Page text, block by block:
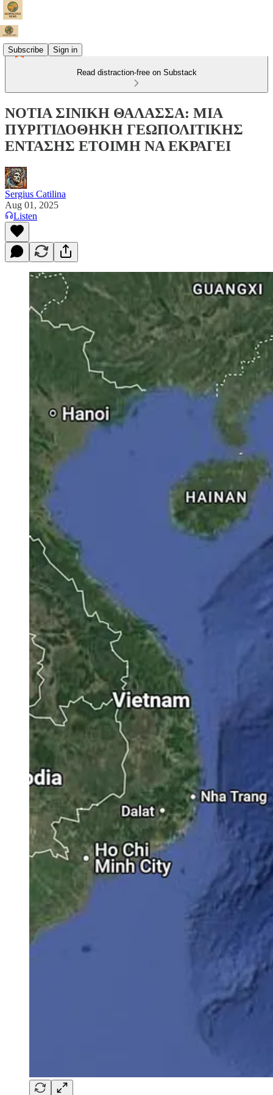
Subscribe Sign in
Read distraction-free on Substack
ΝΟΤΙΑ ΣΙΝΙΚΗ ΘΑΛΑΣΣΑ: ΜΙΑ
ΠΥΡΙΤΙΔΟΘΗΚΗ ΓΕΩΠΟΛΙΤΙΚΗΣ
ΕΝΤΑΣΗΣ ΕΤΟΙΜΗ ΝΑ ΕΚΡΑΓΕΙ
Sergius Catilina
Aug 01, 2025
Listen